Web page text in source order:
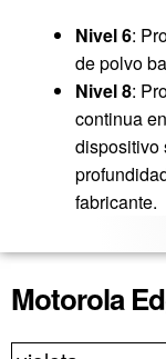
Nivel 6:
de polvo
Nivel 8:
continua
dispositivo
fabricante.
Motorola